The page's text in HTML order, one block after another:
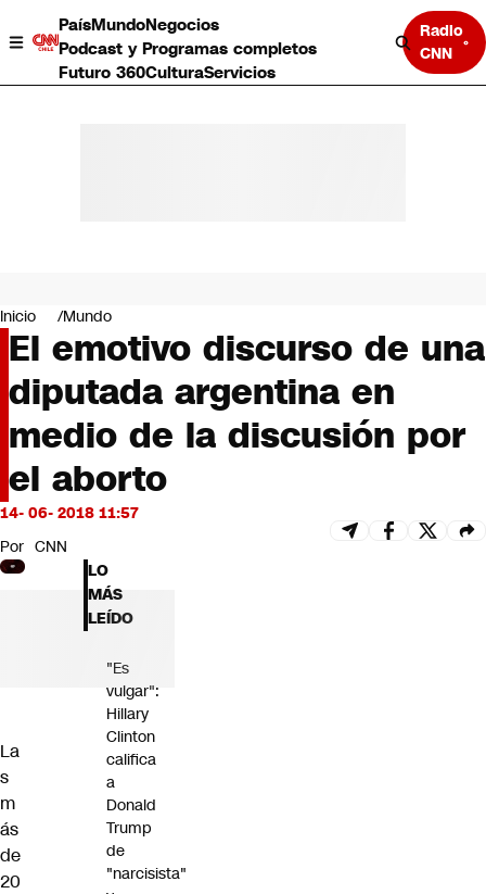
PaísMundoNegocios
Podcast y Programas completos
Futuro 360CulturaServicios
Radio
CNN
Negocios
Deportes
Programas completos
Cultura
Servicios
Bits
CNN tiempo
Futuro 360
Inicio Mundo
El emotivo discurso de una
diputada argentina en
medio de la discusión por
el aborto
14- 06- 2018 11:57
Por CNN
La
s
m
ás
de
20
LO
MÁS
LEÍDO
"Es
vulgar":
Hillary
Clinton
califica
a
Donald
Trump
de
"narcisista"